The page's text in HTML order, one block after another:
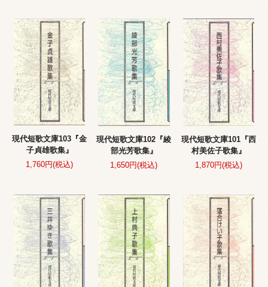
現代短歌文庫103『金
子貞雄歌集』
1,760円(税込)
現代短歌文庫102『綾
部光芳歌集』
1,650円(税込)
現代短歌文庫101『西
村美佐子歌集』
1,870円(税込)